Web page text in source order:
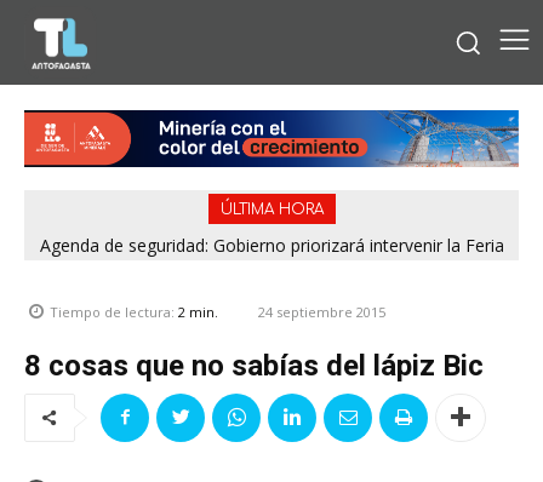
ÚLTIMA HORA
Agenda de seguridad: Gobierno priorizará intervenir la Feria
Tiempo de lectura: 2 min. 24 septiembre 2015
8 cosas que no sabías del lápiz Bic